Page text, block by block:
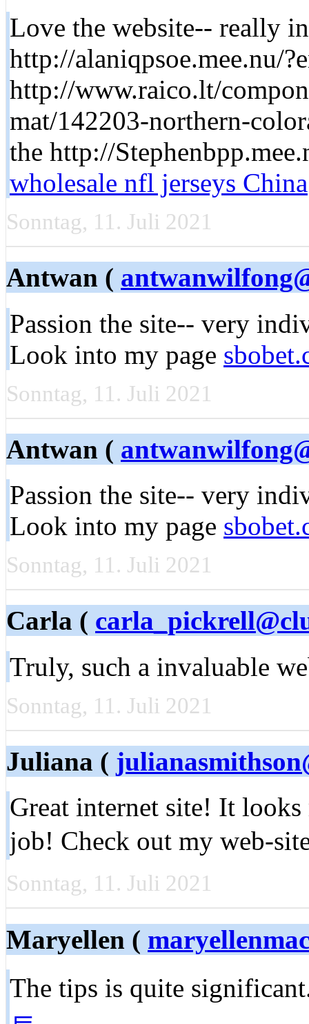
Love the website-- really
http://alaniqpsoe.mee.nu/
http://www.raico.lt/
mat/142203-northern-
the http://
wholesale nfl jerseys China
Sonntag, 11. Juli 2021
Antwan (
Passion the site-- very
Look into my page
Sonntag, 11. Juli 2021
Antwan (
Passion the site-- very
Look into my page
Sonntag, 11. Juli 2021
Carla (
Truly, such a invaluable
Sonntag, 11. Juli 2021
Juliana (
Great internet site! It
job! Check out my web-
Sonntag, 11. Juli 2021
Maryellen (
The tips is quite